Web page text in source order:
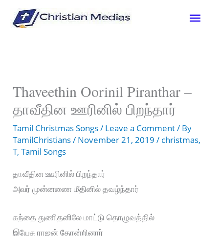
Thaveethin Oorinil Piranthar –
தாவீதின ஊரினில் பிறந்தார்
Tamil Christmas Songs/ Leave a Comment/ By
TamilChristians/ November 21, 2019/ christmas,
T,Tamil Songs
தாவீதின ஊரினில் பிறந்தார்
அவர் முன்னணை மீதினில் தவழ்ந்தார்
கந்தை துணிதனிலே மாட்டு தொழுவத்தில்
இயேசு ராஜன் தோன்றினார்